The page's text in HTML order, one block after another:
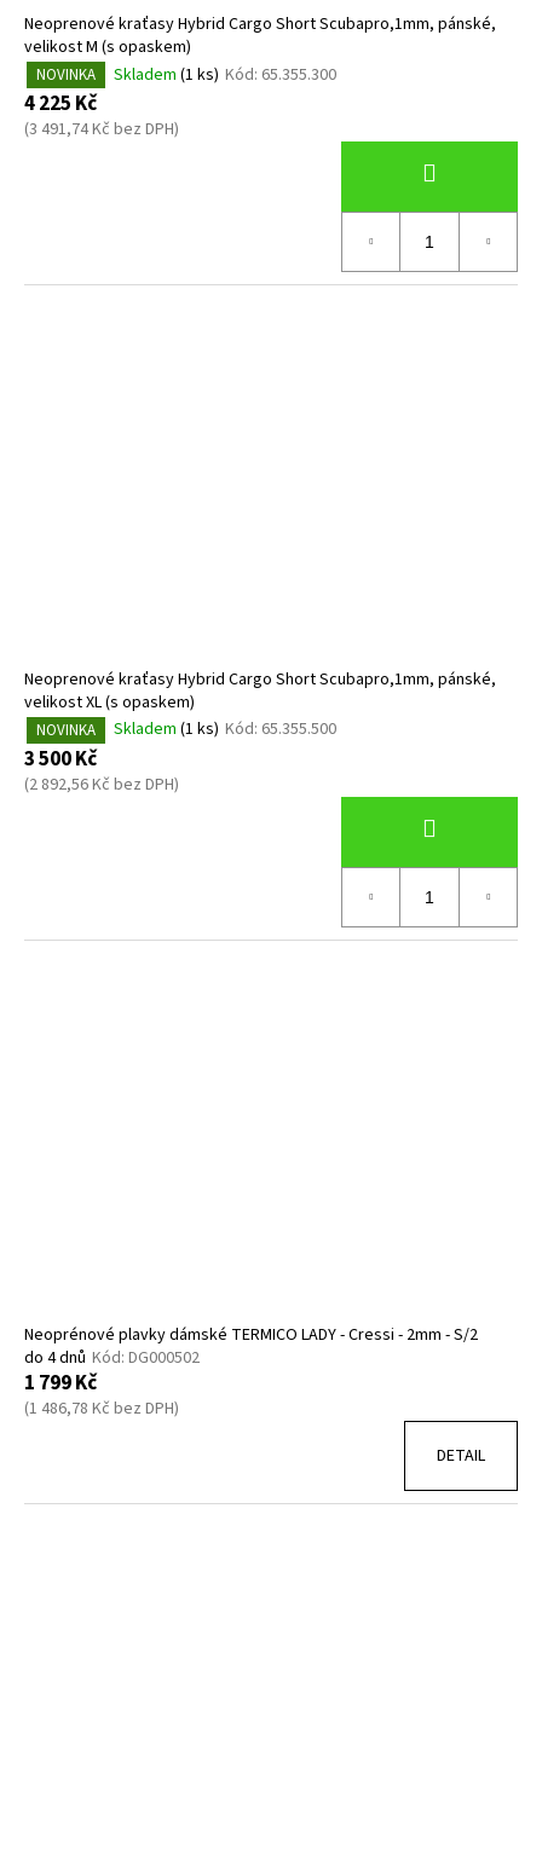
Neoprenové kraťasy Hybrid Cargo Short Scubapro,1mm, pánské,
velikost M (s opaskem)
NOVINKA Skladem (1 ks) Kód: 65.355.300
4 225 Kč
(3 491,74 Kč bez DPH)
Neoprenové kraťasy Hybrid Cargo Short Scubapro,1mm, pánské,
velikost XL (s opaskem)
NOVINKA Skladem (1 ks) Kód: 65.355.500
3 500 Kč
(2 892,56 Kč bez DPH)
Neoprénové plavky dámské TERMICO LADY - Cressi - 2mm - S/2
do 4 dnů Kód: DG000502
1 799 Kč
(1 486,78 Kč bez DPH)
DETAIL